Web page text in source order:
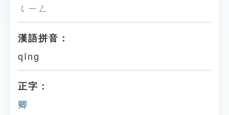
ㄑㄧㄥ
漢語拼音：
qīng
正字：
卿